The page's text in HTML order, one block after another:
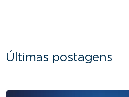
Últimas postagens